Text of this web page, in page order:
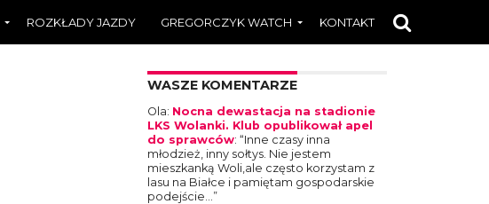
ROZKŁADY JAZDY GREGORCZYK WATCH KONTAKT
WASZE KOMENTARZE
Ola: Nocna dewastacja na stadionie
LKS Wolanki. Klub opublikował apel
do sprawców: “Inne czasy inna
młodzież, inny sołtys. Nie jestem
mieszkanką Woli,ale często korzystam z
lasu na Białce i pamiętam gospodarskie
podejście…”